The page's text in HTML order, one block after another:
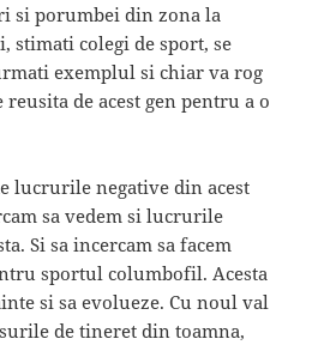
si porumbei din zona la
stimati colegi de sport, se
exemplul si chiar va rog
de acest gen pentru a o
lucrurile negative din acest
sa vedem si lucrurile
Si sa incercam sa facem
sportul columbofil. Acesta
si sa evolueze. Cu noul val
de tineret din toamna,